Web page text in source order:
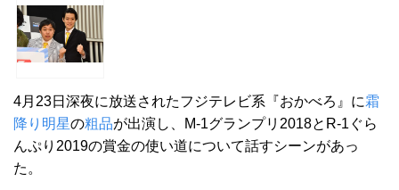
4月23日深夜に放送されたフジテレビ系『おかべろ』に霜
降り明星の粗品が出演し、M-1グランプリ2018とR-1ぐら
んぷり2019の賞金の使い道について話すシーンがあっ
た。